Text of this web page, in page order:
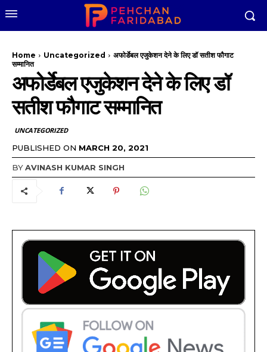
Home Uncategorized
अफोर्डेबल एजुकेशन देने के लिए डॉ सतीश फौगाट
सम्मानित
अफोर्डेबल एजुकेशन देने के लिए डॉ
सतीश फौगाट सम्मानित
UNCATEGORIZED
PUBLISHED ON MARCH 20, 2021
BYAVINASH KUMAR SINGH